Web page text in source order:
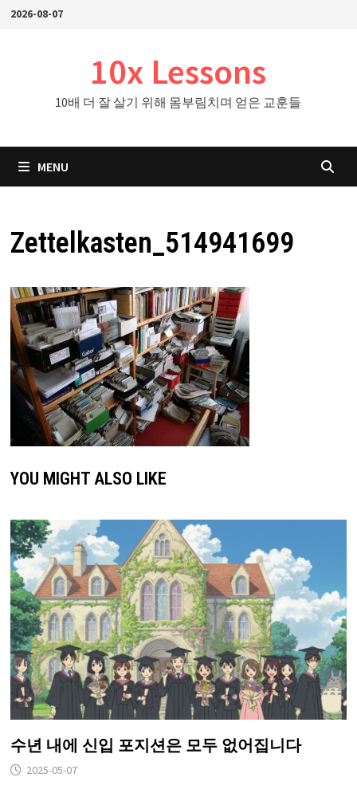
Skip2026-08-07
10x Lessons
10배 더 잘 살기 위해 몸부림치며 얻은 교훈들
MENU
Zettelkasten_514941699
YOU MIGHT ALSO LIKE
수년 내에 신입 포지션은 모두 없어집니다
2025-05-07